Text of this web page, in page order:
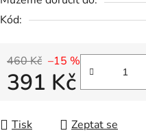
Kód:
460 Kč –15 %
391 Kč
Tisk Zeptat se